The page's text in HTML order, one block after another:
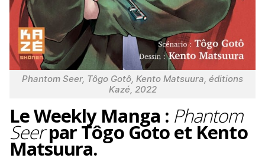
Phantom Seer, Tôgo Gotô, Kento Matsuura, éditions
Kazé, 2022
Le Weekly Manga : Phantom
Seerpar Tôgo Goto et Kento
Matsuura.